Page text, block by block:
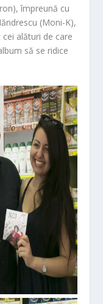
împreună cu
(Moni-K),
alături de care
să se ridice